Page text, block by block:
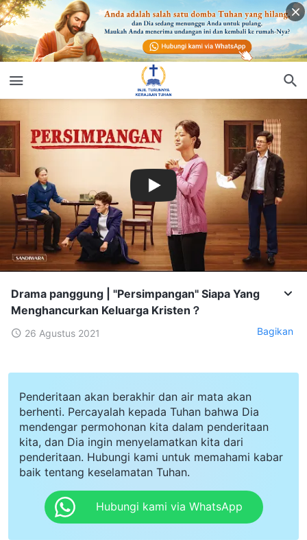
Drama panggung | "Persimpangan" Siapa Yang
Menghancurkan Keluarga Kristen？
26 Agustus 2021 Bagikan
Penderitaan akan berakhir dan air mata akan
berhenti. Percayalah kepada Tuhan bahwa Dia
mendengar permohonan kita dalam penderitaan
kita, dan Dia ingin menyelamatkan kita dari
penderitaan. Hubungi kami untuk memahami kabar
baik tentang keselamatan Tuhan.
Hubungi kami via WhatsApp